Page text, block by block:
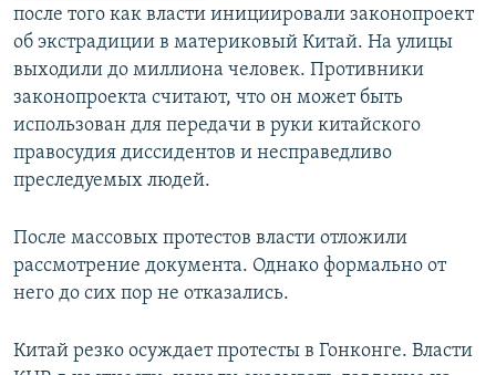
после того как власти инициировали законопроект
об экстрадиции в материковый Китай. На улицы
выходили до миллиона человек. Противники
законопроекта считают, что он может быть
использован для передачи в руки китайского
правосудия диссидентов и несправедливо
преследуемых людей.
После массовых протестов власти отложили
рассмотрение документа. Однако формально от
него до сих пор не отказались.
Китай резко осуждает протесты в Гонконге. Власти